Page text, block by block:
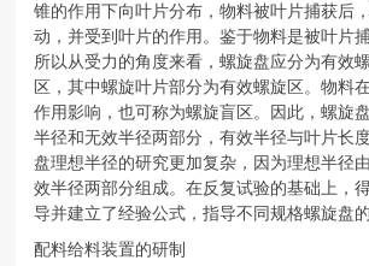
锥的作用下向叶片分布，物料被叶片捕获后
动，并受到叶片的作用。鉴于物料是被叶片
所以从受力的角度来看，螺旋盘应分为有效
区，其中螺旋叶片部分为有效螺旋区。物料
作用影响，也可称为螺旋盲区。因此，螺旋
半径和无效半径两部分，有效半径与叶片长
盘理想半径的研究更加复杂，因为理想半径
效半径两部分组成。在反复试验的基础上，
导并建立了经验公式，指导不同规格螺旋盘的
配料给料装置的研制